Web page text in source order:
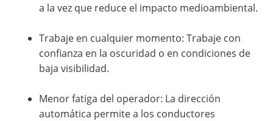
a la vez que reduce el impacto medioambiental.
Trabaje en cualquier momento: Trabaje con
confianza en la oscuridad o en condiciones de
baja visibilidad.
Menor fatiga del operador: La dirección
automática permite a los conductores